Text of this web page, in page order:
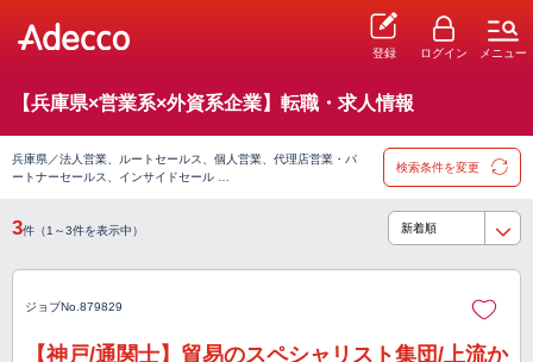
登録 ログイン メニュー
【兵庫県×営業系×外資系企業】転職・求人情報
兵庫県／法人営業、ルートセールス、個人営業、代理店営業・パ
ートナーセールス、インサイドセール …
検索条件を変更
3件（1～3件を表示中）
ジョブNo.879829
【神戸/通関士】貿易のスペシャリスト集団/上流か